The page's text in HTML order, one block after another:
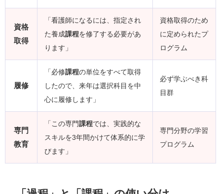
資格
取得
「看護師になるには、指定され
た養成課程を修了する必要があ
ります」
資格取得のため
に定められたプ
ログラム
履修
「必修課程の単位をすべて取得
したので、来年は選択科目を中
心に履修します」
必ず学ぶべき科
目群
専門
教育
「この専門課程では、実践的な
スキルを3年間かけて体系的に学
びます」
専門分野の学習
プログラム